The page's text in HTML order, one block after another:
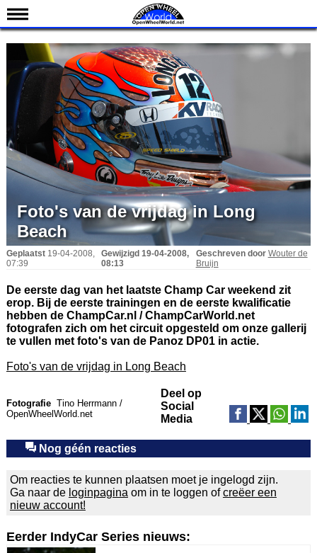
Nieuws
Kalender
Uitslagen
Standen
Coureurs
Teams
IndyCar 101
Indy 500
English
Foto's van de vrijdag in Long
Beach
Geplaatst 19-04-2008,
07:39
Gewijzigd 19-04-2008,
08:13
Geschreven door Wouter de
Bruijn
De eerste dag van het laatste Champ Car weekend zit
erop. Bij de eerste trainingen en de eerste kwalificatie
hebben de ChampCar.nl / ChampCarWorld.net
fotografen zich om het circuit opgesteld om onze gallerij
te vullen met foto's van de Panoz DP01 in actie.
Foto's van de vrijdag in Long Beach
Fotografie Tino Herrmann /
OpenWheelWorld.net
Deel op
Social
Media
Nog géén reacties
Om reacties te kunnen plaatsen moet je ingelogd zijn.
Ga naar de loginpagina om in te loggen ofcreëer een
nieuw account!
Eerder IndyCar Series nieuws: